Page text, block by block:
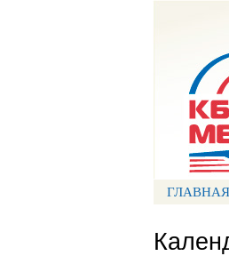
ГЛАВНАЯ